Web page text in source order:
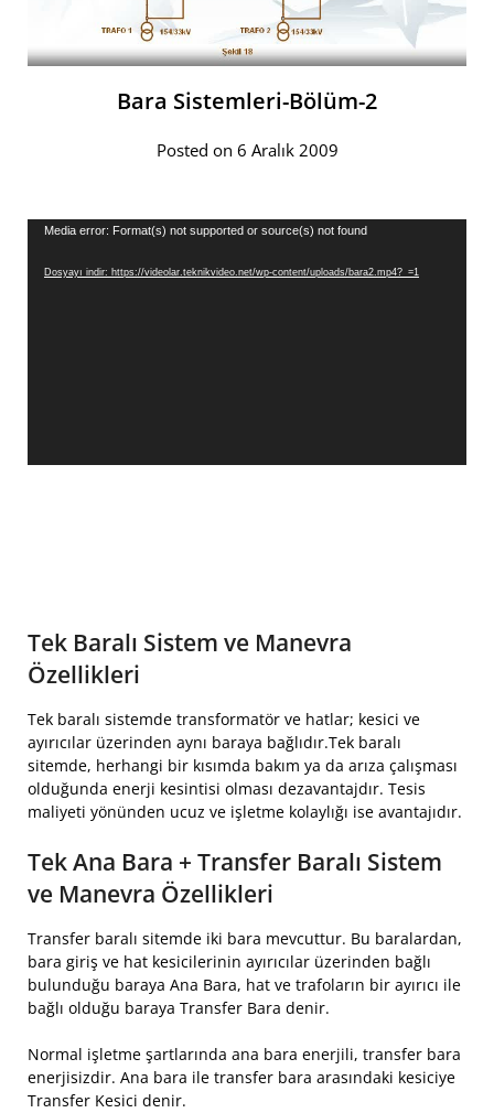
Bara Sistemleri-Bölüm-2
Posted on 6 Aralık 2009
Video
Media error: Format(s) not supported or source(s) not found
Dosyayı indir: https://videolar.teknikvideo.net/wp-content/uploads/bara2.mp4?_=1
Tek Baralı Sistem ve Manevra
Özellikleri
Tek baralı sistemde transformatör ve hatlar; kesici ve
ayırıcılar üzerinden aynı baraya bağlıdır.Tek baralı
sitemde, herhangi bir kısımda bakım ya da arıza çalışması
olduğunda enerji kesintisi olması dezavantajdır. Tesis
maliyeti yönünden ucuz ve işletme kolaylığı ise avantajıdır.
Tek Ana Bara + Transfer Baralı Sistem
ve Manevra Özellikleri
Transfer baralı sitemde iki bara mevcuttur. Bu baralardan,
bara giriş ve hat kesicilerinin ayırıcılar üzerinden bağlı
bulunduğu baraya Ana Bara, hat ve trafoların bir ayırıcı ile
bağlı olduğu baraya Transfer Bara denir.
Normal işletme şartlarında ana bara enerjili, transfer bara
enerjisizdir. Ana bara ile transfer bara arasındaki kesiciye
Transfer Kesici denir.